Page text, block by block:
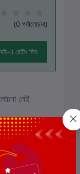
(0 পর্যালোচনা)
বই-এ রেটিং দিন
নেই